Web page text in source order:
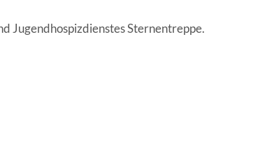
Jugendhospizdienstes Sternentreppe.